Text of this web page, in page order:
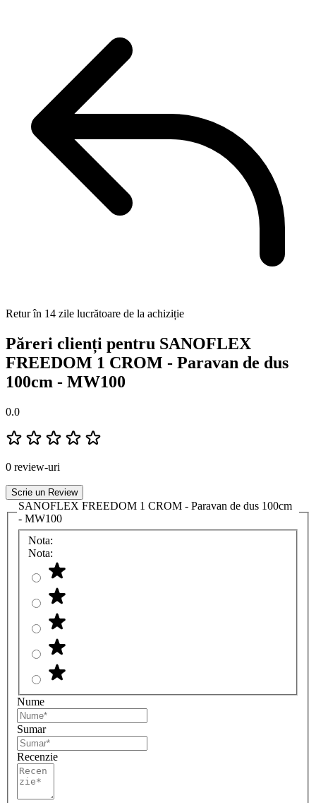
Retur în 14 zile lucrătoare de la achiziție
Păreri clienți pentru SANOFLEX
FREEDOM 1 CROM - Paravan de dus
100cm - MW100
0.0
0 review-uri
Scrie un Review
SANOFLEX FREEDOM 1 CROM - Paravan de dus 100cm
- MW100
Nota:
Nota:
Nume
Sumar
Recenzie